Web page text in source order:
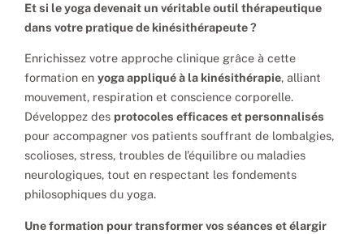
Et si le yoga devenait un véritable outil thérapeutique
dans votre pratique de kinésithérapeute ?
Enrichissez votre approche clinique grâce à cette
formation enyoga appliqué à la kinésithérapie, alliant
mouvement, respiration et conscience corporelle.
Développez des protocoles efficaces et personnalisés
pour accompagner vos patients souffrant de lombalgies,
scolioses, stress, troubles de l’équilibre ou maladies
neurologiques, tout en respectant les fondements
philosophiques du yoga.
Une formation pour transformer vos séances et élargir